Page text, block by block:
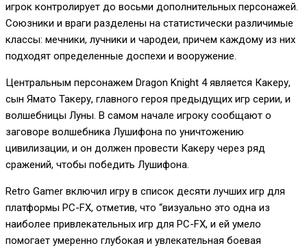
игрок контролирует до восьми дополнительных персонажей.
Союзники и враги разделены на статистически различимые
классы: мечники, лучники и чародеи, причем каждому из них
подходят определенные доспехи и вооружение.
Центральным персонажем Dragon Knight 4 является Какеру,
сын Ямато Такеру, главного героя предыдущих игр серии, и
волшебницы Луны. В самом начале игроку сообщают о
заговоре волшебника Лушифона по уничтожению
цивилизации, и он должен провести Какеру через ряд
сражений, чтобы победить Лушифона.
Retro Gamer включил игру в список десяти лучших игр для
платформы PC-FX, отметив, что “визуально это одна из
наиболее привлекательных игр для PC-FX, и ей умело
помогает умеренно глубокая и увлекательная боевая